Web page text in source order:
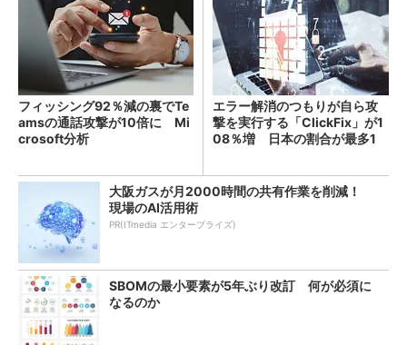
フィッシング92％減の裏でTe
amsの通話攻撃が10倍に Mi
crosoft分析
エラー解消のつもりが自ら攻
撃を実行する「ClickFix」が1
08％増 日本の割合が最多1
大阪ガスが月2000時間の共有作業を削減！
現場のAI活用術
PR(ITmedia エンタープライズ)
SBOMの最小要素が5年ぶり改訂 何が必須に
なるのか